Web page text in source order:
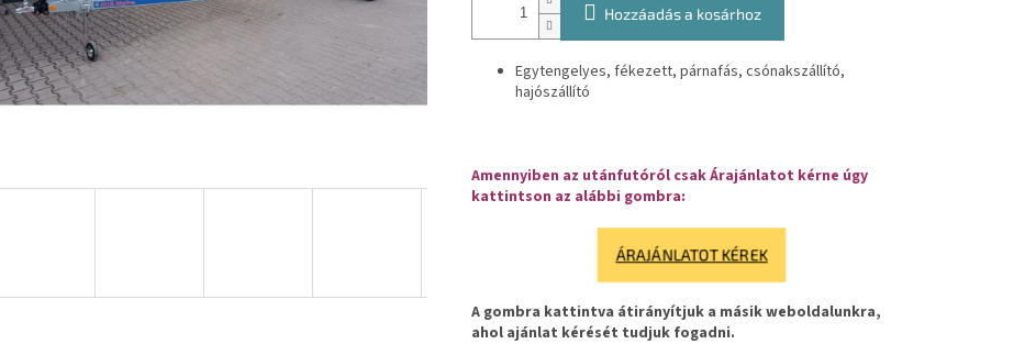
Hozzáadás a kosárhoz
Egytengelyes, fékezett, párnafás, csónakszállító,
hajószállító
Amennyiben az utánfutóról csak Árajánlatot kérne úgy
kattintson az alábbi gombra:
ÁRAJÁNLATOT KÉREK
A gombra kattintva átirányítjuk a másik weboldalunkra,
ahol ajánlat kérését tudjuk fogadni.